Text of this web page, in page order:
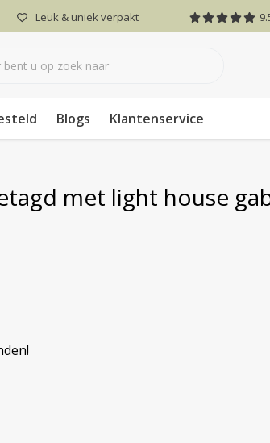
Leuk & uniek verpakt
Blogs Klantenservice
met light house